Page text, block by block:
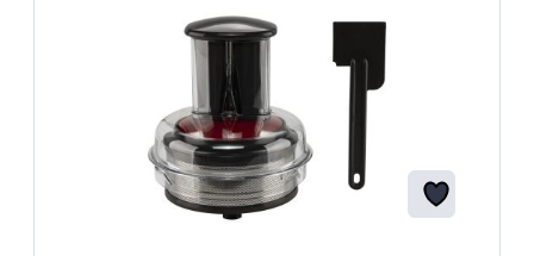
Abmessungen (L x B x H): 174 x 215 x 124 mm